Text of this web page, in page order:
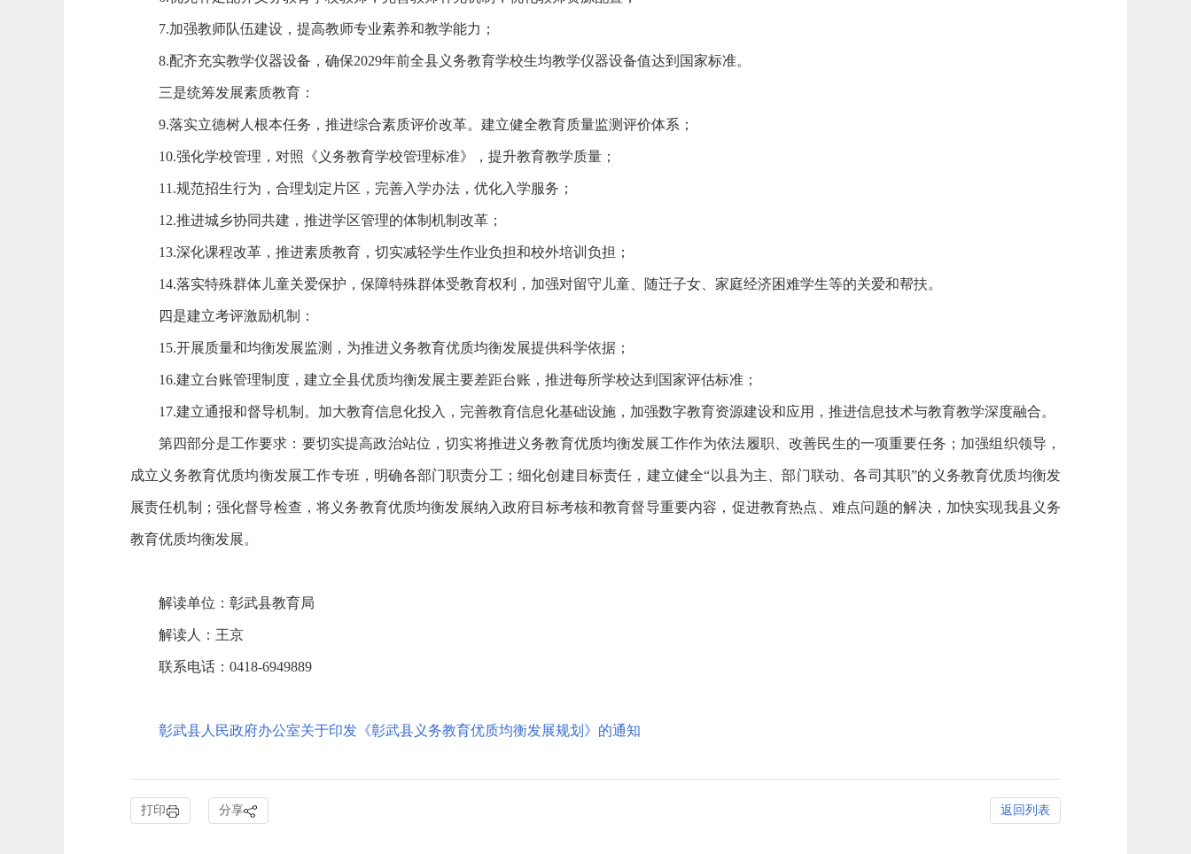
7.加强教师队伍建设，提高教师专业素养和教学能力；
8.配齐充实教学仪器设备，确保2029年前全县义务教育学校生均教学仪器设备值达到国家标准。
三是统筹发展素质教育：
9.落实立德树人根本任务，推进综合素质评价改革。建立健全教育质量监测评价体系；
10.强化学校管理，对照《义务教育学校管理标准》，提升教育教学质量；
11.规范招生行为，合理划定片区，完善入学办法，优化入学服务；
12.推进城乡协同共建，推进学区管理的体制机制改革；
13.深化课程改革，推进素质教育，切实减轻学生作业负担和校外培训负担；
14.落实特殊群体儿童关爱保护，保障特殊群体受教育权利，加强对留守儿童、随迁子女、家庭经济困难学生等的关爱和帮扶。
四是建立考评激励机制：
15.开展质量和均衡发展监测，为推进义务教育优质均衡发展提供科学依据；
16.建立台账管理制度，建立全县优质均衡发展主要差距台账，推进每所学校达到国家评估标准；
17.建立通报和督导机制。加大教育信息化投入，完善教育信息化基础设施，加强数字教育资源建设和应用，推进信息技术与教育教学深度融合。
第四部分是工作要求：要切实提高政治站位，切实将推进义务教育优质均衡发展工作作为依法履职、改善民生的一项重要任务；加强组织领导，
成立义务教育优质均衡发展工作专班，明确各部门职责分工；细化创建目标责任，建立健全“以县为主、部门联动、各司其职”的义务教育优质均衡发
展责任机制；强化督导检查，将义务教育优质均衡发展纳入政府目标考核和教育督导重要内容，促进教育热点、难点问题的解决，加快实现我县义务
教育优质均衡发展。
解读单位：彰武县教育局
解读人：王京
联系电话：0418-6949889
彰武县人民政府办公室关于印发《彰武县义务教育优质均衡发展规划》的通知
打印 分享 返回列表